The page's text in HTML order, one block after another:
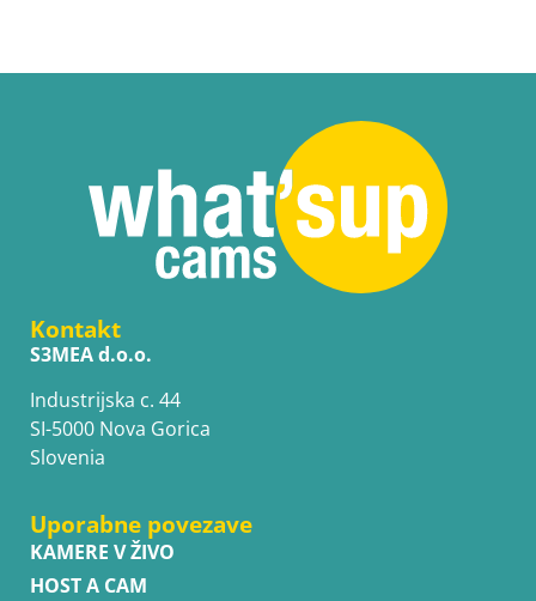
Kontakt
S3MEA d.o.o.
Industrijska c. 44
SI-5000 Nova Gorica
Slovenia
Uporabne povezave
KAMERE V ŽIVO
HOST A CAM